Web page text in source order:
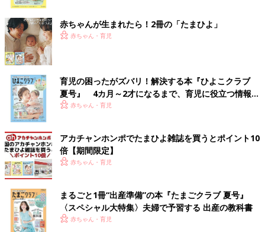
赤ちゃんが生まれたら！2冊の「たまひよ」
赤ちゃん・育児
育児の困ったがズバリ！解決する本『ひよこクラブ
夏号』 4カ月～2才になるまで、育児に役立つ情報が
いっぱい！
赤ちゃん・育児
アカチャンホンポでたまひよ雑誌を買うとポイント10
倍【期間限定】
赤ちゃん・育児
まるごと1冊“出産準備”の本『たまごクラブ 夏号』
〈スペシャル大特集〉夫婦で予習する 出産の教科書
赤ちゃん・育児